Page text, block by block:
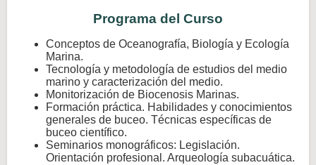
Programa del Curso
Conceptos de Oceanografía, Biología y Ecología
Marina.
Tecnología y metodología de estudios del medio
marino y caracterización del medio.
Monitorización de Biocenosis Marinas.
Formación práctica. Habilidades y conocimientos
generales de buceo. Técnicas específicas de
buceo científico.
Seminarios monográficos: Legislación.
Orientación profesional. Arqueología subacuática.